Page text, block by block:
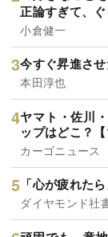
正論すぎて、
小倉健一
今すぐ昇進さ
本田淳也
ヤマト・佐川
ップはどこ？
カーゴニュース
「心が疲れた
ダイヤモンド社